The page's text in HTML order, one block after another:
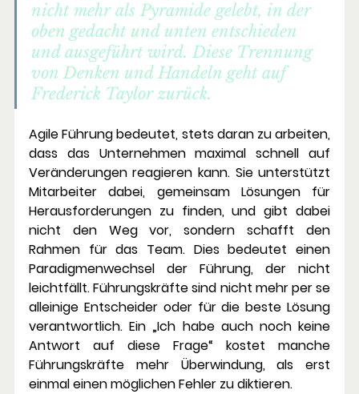
nicht mehr als Pyramide gelebt, in der
oben gedacht und unten entschieden
und ausgeführt wird. Diese Trennung
von Denken und Handeln geht auf
Frederick Taylor zurück.
Agile Führung bedeutet, stets daran zu arbeiten,
dass das Unternehmen maximal schnell auf
Veränderungen reagieren kann. Sie unterstützt
Mitarbeiter dabei, gemeinsam Lösungen für
Herausforderungen zu finden, und gibt dabei
nicht den Weg vor, sondern schafft den
Rahmen für das Team. Dies bedeutet einen
Paradigmenwechsel der Führung, der nicht
leichtfällt. Führungskräfte sind nicht mehr per se
alleinige Entscheider oder für die beste Lösung
verantwortlich. Ein „Ich habe auch noch keine
Antwort auf diese Frage“ kostet manche
Führungskräfte mehr Überwindung, als erst
einmal einen möglichen Fehler zu diktieren.